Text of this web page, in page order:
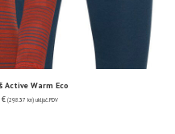
Active Warm Eco
€ (298.37 kn) uključ. PDV